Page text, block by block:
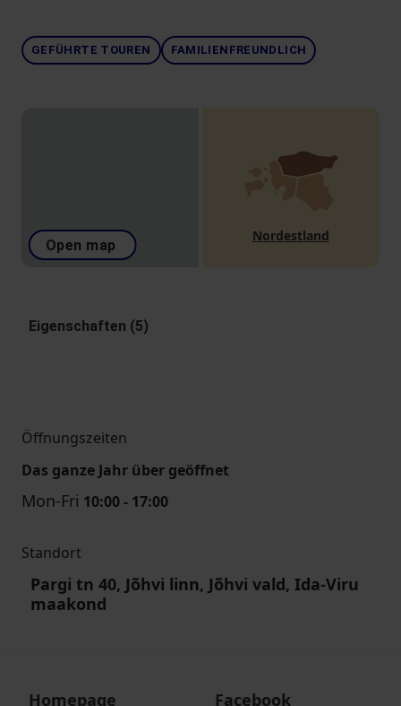
GEFÜHRTE TOUREN FAMILIENFREUNDLICH
Open map
Nordestland
Eigenschaften (5)
Öffnungszeiten
Das ganze Jahr über geöffnet
Mon-Fri 10:00 - 17:00
Standort
Pargi tn 40, Jõhvi linn, Jõhvi vald, Ida-Viru
maakond
Homepage Facebook